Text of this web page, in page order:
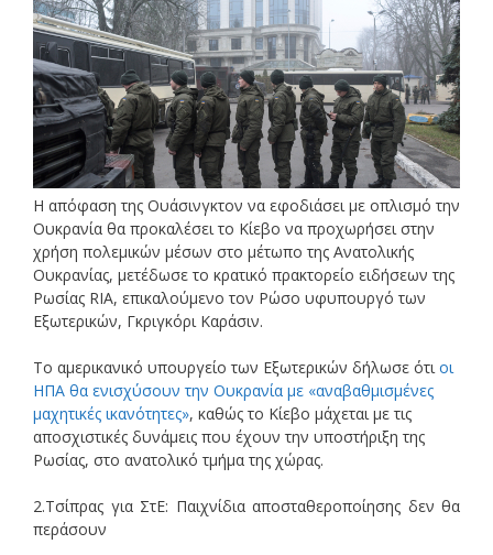
Η απόφαση της Ουάσινγκτον να εφοδιάσει με οπλισμό την
Ουκρανία θα προκαλέσει το Κίεβο να προχωρήσει στην
χρήση πολεμικών μέσων στο μέτωπο της Ανατολικής
Ουκρανίας, μετέδωσε το κρατικό πρακτορείο ειδήσεων της
Ρωσίας RIA, επικαλούμενο τον Ρώσο υφυπουργό των
Εξωτερικών, Γκριγκόρι Καράσιν.
Το αμερικανικό υπουργείο των Εξωτερικών δήλωσε ότιοι
ΗΠΑ θα ενισχύσουν την Ουκρανία με «αναβαθμισμένες
μαχητικές ικανότητες», καθώς το Κίεβο μάχεται με τις
αποσχιστικές δυνάμεις που έχουν την υποστήριξη της
Ρωσίας, στο ανατολικό τμήμα της χώρας.
2.Τσίπρας για ΣτΕ: Παιχνίδια αποσταθεροποίησης δεν θα
περάσουν